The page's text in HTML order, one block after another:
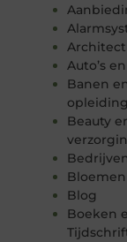
Auto’s
Banen en
Beauty
Bedrijven
Bloemen
Blog
Boeken